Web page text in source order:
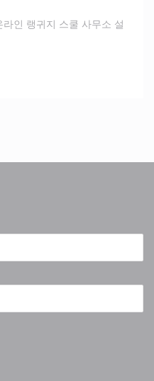
인 랭귀지 스쿨 사무소 설